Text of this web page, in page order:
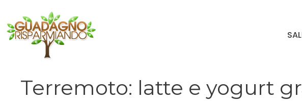
contenuto
Terremoto: latte e yogurt